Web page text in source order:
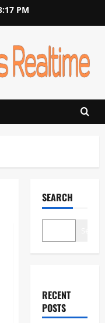
PM
SEARCH
RECENT
POSTS